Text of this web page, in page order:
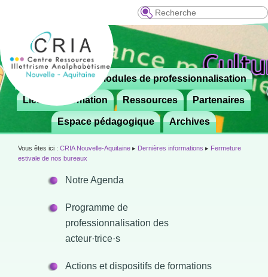
Recherche
Menu
principal
Aller
contenu
principal
 Le CRIA Modules de professionnalisation
Lieux de formation Ressources Partenaires
Espace pédagogique Archives
Vous êtes ici : CRIA Nouvelle-Aquitaine ▸ Dernières informations ▸ Fermeture
estivale de nos bureaux
Notre Agenda
Programme de
professionnalisation des
acteur·trice·s
Actions et dispositifs de formations